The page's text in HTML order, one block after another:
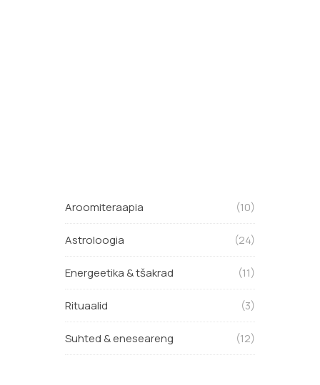
Aroomiteraapia (10)
Astroloogia (24)
Energeetika & tšakrad (11)
Rituaalid (3)
Suhted & eneseareng (12)